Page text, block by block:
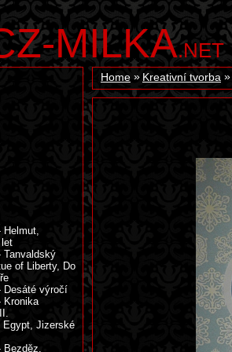
MILKA.NET
Home Kreativní tvorba
Helmut,
Tanvaldský
of Liberty, Do
Desáté výročí
Kronika
Egypt, Jizerské
Bezděz,